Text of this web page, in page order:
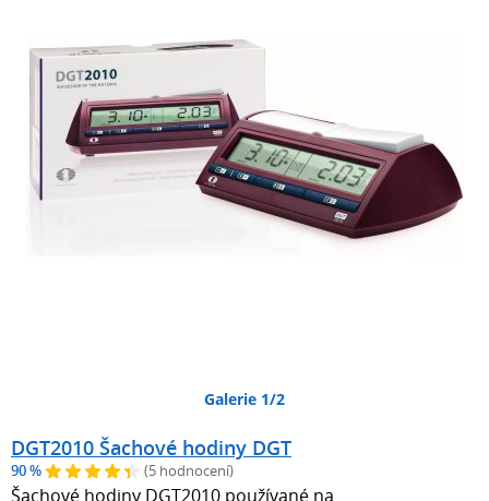
Galerie 1/2
DGT2010 Šachové hodiny DGT
90 % (5 hodnocení)
Šachové hodiny DGT2010 používané na